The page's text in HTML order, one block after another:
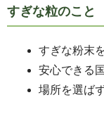
すぎな粒のこと
すぎな粉末
安心できる
場所を選ば